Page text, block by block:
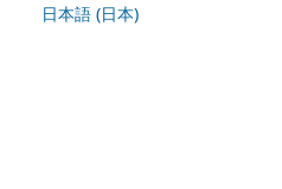
日本語 (日本)